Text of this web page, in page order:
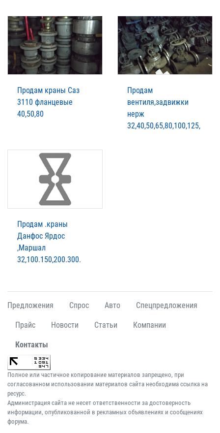
Продам краны Саз
3110 фланцевые
40,50,80
Продам
вентиля,задвижки
нерж
32,40,50,65,80,100,125,
Продам .краны
Данфос Ярдос
,Маршал
32,100.150,200.300.
Предложения Спрос Авто Спецпредложения
Прайс Новости Статьи Компании
Контакты
Полное или частичное копирование материалов запрещено, при
согласованном использовании материалов сайта необходима ссылка на
ресурс.
Администрация сайта не несет ответственности за достоверность
информации, опубликованной в рекламных объявлениях и сообщениях
форума.